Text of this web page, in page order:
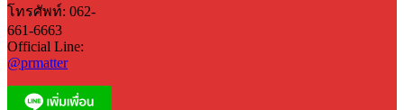
โทรศัพท์: 062-
661-6663
Official Line:
@prmatter